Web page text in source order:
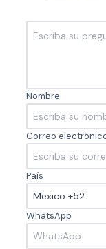
Nombre
Correo
País
WhatsApp